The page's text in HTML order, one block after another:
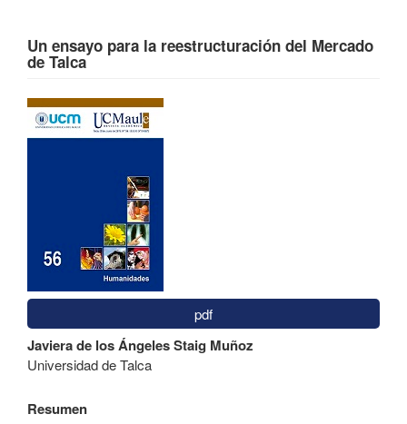
Un ensayo para la reestructuración del Mercado
de Talca
Barra
lateral
del
pdf
Contenido
principal
del
Javiera de los Ángeles Staig Muñoz
Universidad de Talca
Resumen